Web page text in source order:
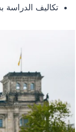
تكاليف الدراسة